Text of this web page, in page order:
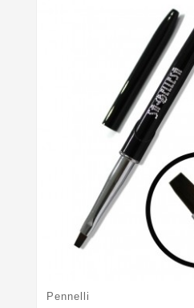
Pennelli